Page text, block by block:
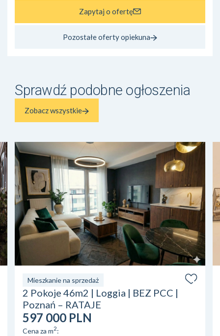
Zapytaj o ofertę
Pozostałe oferty opiekuna
Sprawdź podobne ogłoszenia
Zobacz wszystkie
Mieszkanie na sprzedaż
2 Pokoje 46m2 | Loggia | BEZ PCC |
Poznań – RATAJE
597 000 PLN
Cena za m2: